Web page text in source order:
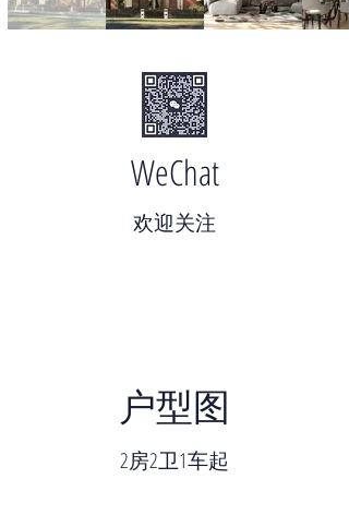
WeChat
​欢迎关注
户型图
2房2卫1车起